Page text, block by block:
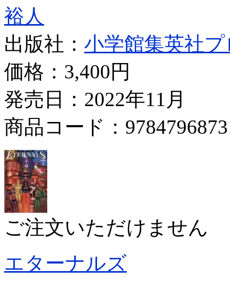
裕人
出版社： 小学館集英社
価格： 3,400円
発売日：2022年11月
商品コード：
ご注文いただけません
エターナルズ